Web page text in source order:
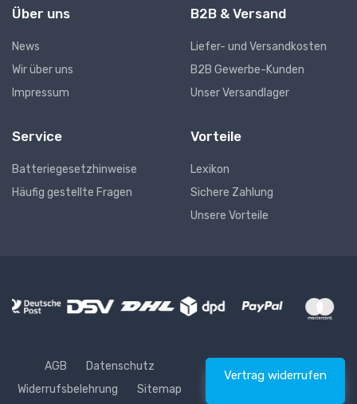
Über uns
News
Wir über uns
Impressum
B2B & Versand
Liefer- und Versandkosten
B2B Gewerbe-Kunden
Unser Versandlager
Service
Batteriegesetzhinweise
Häufig gestellte Fragen
Vorteile
Lexikon
Sichere Zahlung
Unsere Vorteile
AGB
Datenschutz
Widerrufsbelehrung
Sitemap
Vertrag widerrufen